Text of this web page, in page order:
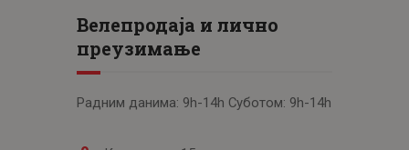
Велепродаја и лично
преузимање
Радним данима: 9h-14h Суботом: 9h-14h